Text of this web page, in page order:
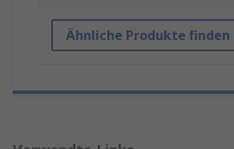
Ähnliche Produkte finden